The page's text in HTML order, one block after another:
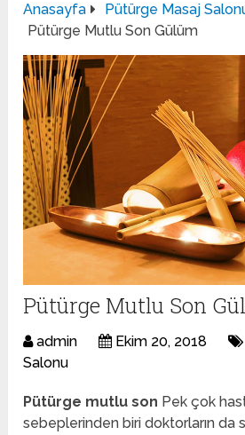
Anasayfa
Pütürge Masaj
Pütürge Mutlu Son Gülüm
Pütürge Mutlu Son
admin Ekim 20, 2018
Salonu
Pütürge mutlu son Pek çok
sebeplerinden biri doktorların da